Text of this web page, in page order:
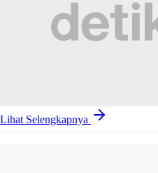
Lihat Selengkapnya